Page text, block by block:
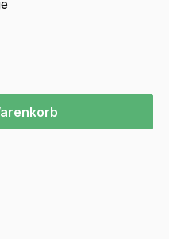
benutze die Schaltflächen